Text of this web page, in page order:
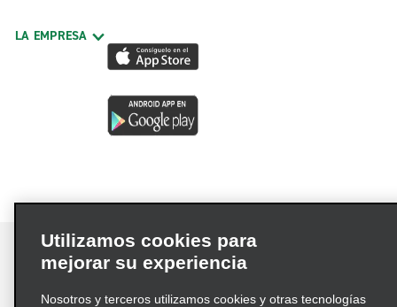
LA EMPRESA
Utilizamos cookies para
mejorar su experiencia
Nosotros y terceros utilizamos cookies y otras tecnologías